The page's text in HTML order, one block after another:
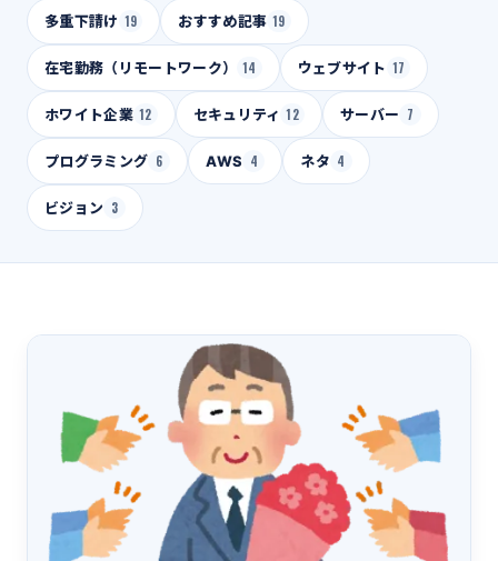
多重下請け 19 おすすめ記事 19
在宅勤務（リモートワーク） 14 ウェブサイト 17
ホワイト企業 12 セキュリティ 12 サーバー 7
プログラミング 6 AWS 4 ネタ 4
ビジョン 3